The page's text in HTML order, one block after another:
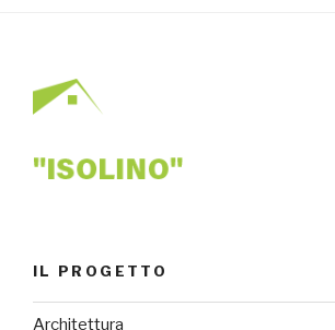
IL PROGETTO
Architettura